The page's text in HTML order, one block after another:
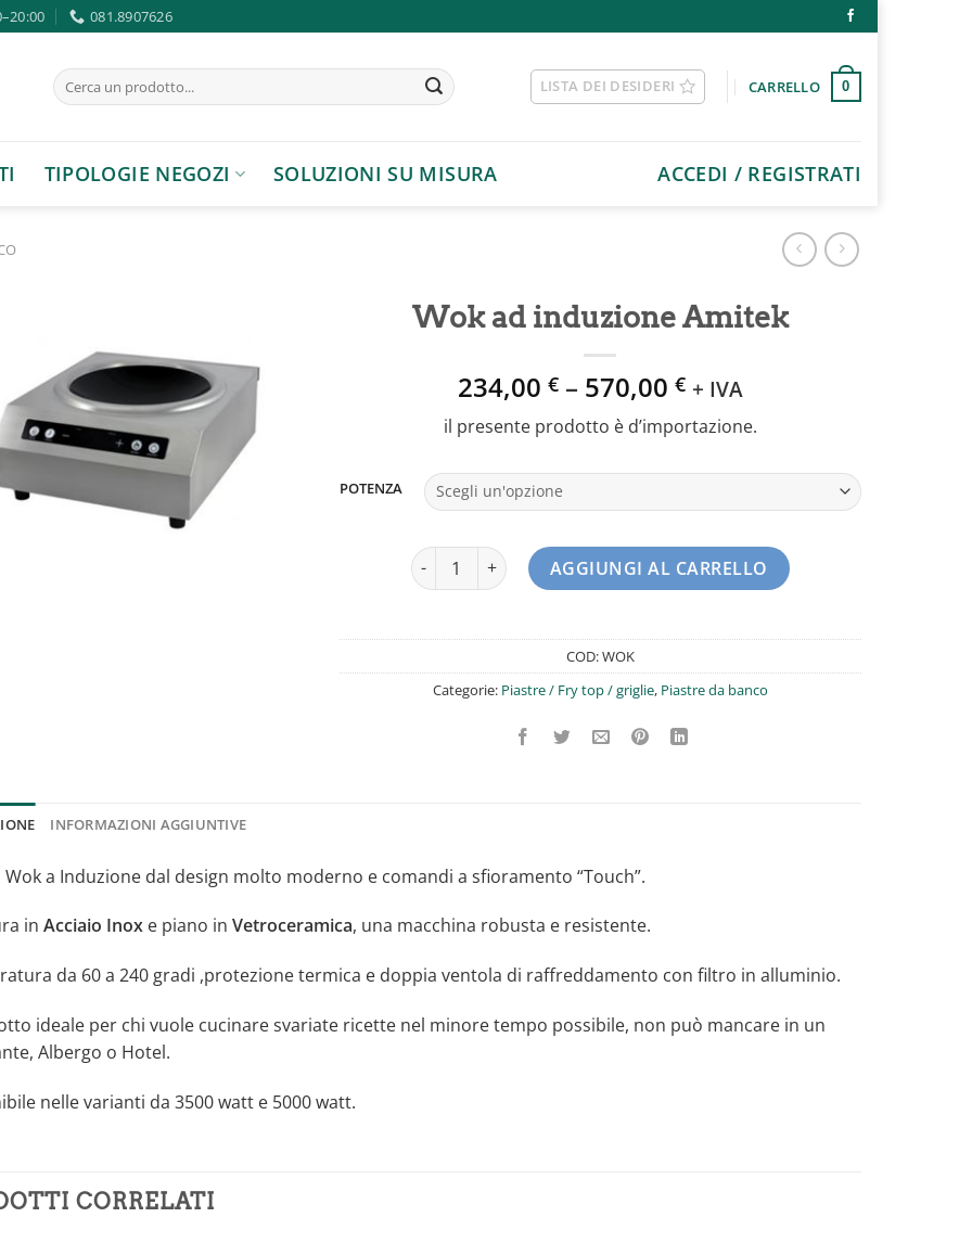
081.8907626
Cerca: LISTA DEI DESIDERI CARRELLO 0
TIPOLOGIE NEGOZI SOLUZIONI SU MISURA ACCEDI / REGISTRATI
dei
desideri
Wok ad induzione Amitek
234,00 €– 570,00 € + IVA
il presente prodotto è d’importazione.
POTENZA
Wok ad induzione Amitek quantità
AGGIUNGI AL CARRELLO
COD:WOK
Categorie: Piastre / Fry top / griglie, Piastre da banco
INFORMAZIONI AGGIUNTIVE
Wok a Induzione dal design molto moderno e comandi a sfioramento “Touch”.
in Acciaio Inoxe piano in Vetroceramica, una macchina robusta e resistente.
da 60 a 240 gradi ,protezione termica e doppia ventola di raffreddamento con filtro in alluminio.
ideale per chi vuole cucinare svariate ricette nel minore tempo possibile, non può mancare in un
Albergo o Hotel.
nelle varianti da 3500 watt e 5000 watt.
CORRELATI